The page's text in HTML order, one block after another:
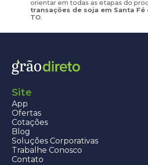
orientar em todas as etapas do
transações de soja em Santa Fé
TO.
Site
App
Ofertas
Cotações
Blog
Soluções Corporativas
Trabalhe Conosco
Contato